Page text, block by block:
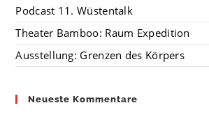
Podcast 11. Wüstentalk
Theater Bamboo: Raum Expedition
Ausstellung: Grenzen des Körpers
Neueste Kommentare